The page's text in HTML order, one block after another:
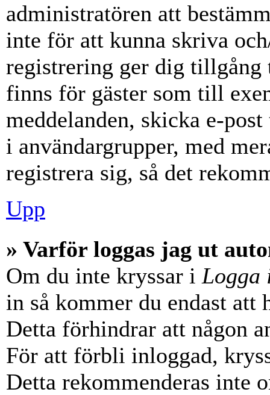
administratören att
inte för att kunna skriva
registrering ger dig
finns för gäster som till
meddelanden, skicka e-
i användargrupper, med
registrera sig, så det
Upp
» Varför loggas jag ut
Om du inte kryssar i Logga
in så kommer du endast
Detta förhindrar att någon
För att förbli inloggad,
Detta rekommenderas inte